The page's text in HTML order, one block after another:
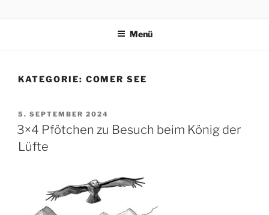
Menü
KATEGORIE: COMER SEE
VERÖFFENTLICHT
AM
5. SEPTEMBER 2024
3×4 Pfötchen zu Besuch beim König der
Lüfte